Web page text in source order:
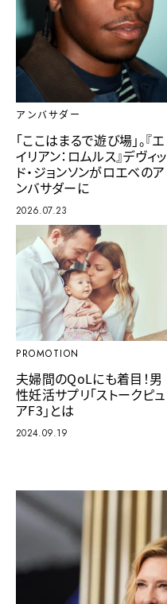
アンバサダー
「ここはまるで遊び場」。『エ
イリアン：ロムルス』デヴィッ
ド・ジョンソンがロエベのア
ンバサダーに
2026.07.23
PROMOTION
夫婦間のQoLにも着目！男
性妊活サプリ「ストークピュ
アF3」とは
2024.09.19